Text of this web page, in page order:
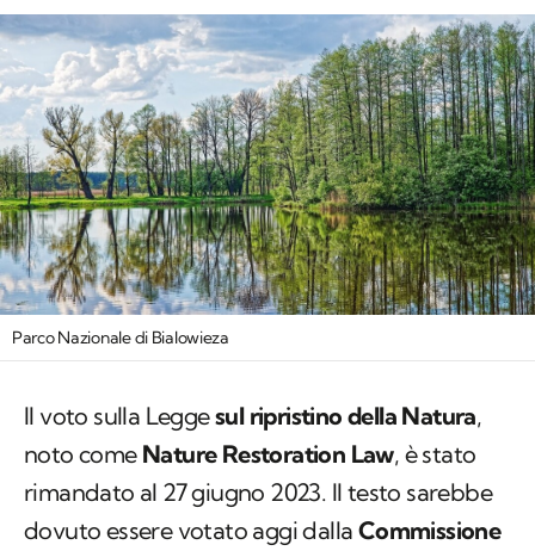
Parco Nazionale di Bialowieza
Il voto sulla Leggesul ripristino della Natura,
noto come Nature Restoration Law, è stato
rimandato al 27 giugno 2023. Il testo sarebbe
dovuto essere votato aggi dalla Commissione